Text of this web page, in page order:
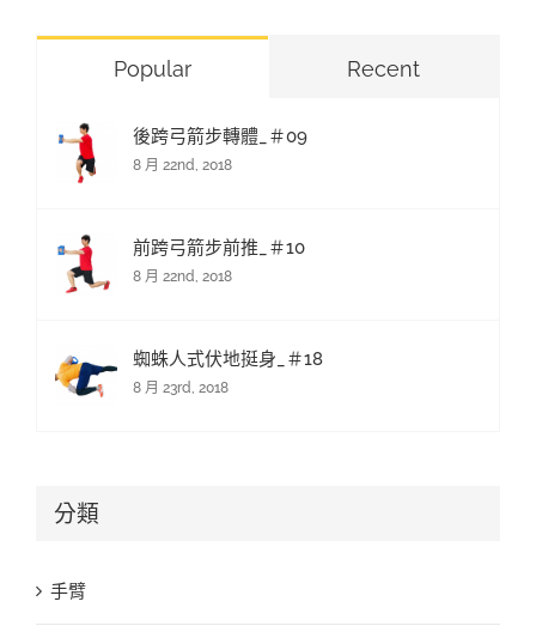
Popular Recent
後跨弓箭步轉體_＃09
8 月 22nd, 2018
前跨弓箭步前推_＃10
8 月 22nd, 2018
蜘蛛人式伏地挺身_＃18
8 月 23rd, 2018
分類
手臂